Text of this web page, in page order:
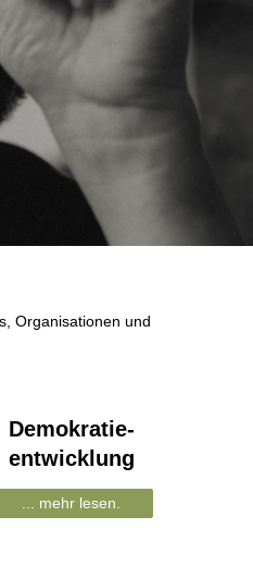
Organisationen und
Demokratie-
entwicklung
... mehr lesen.